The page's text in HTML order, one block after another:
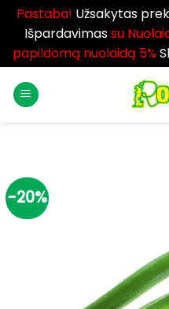
Pastaba! Užsakytas
Išpardavimassu
papildomą nuolaidą 5%
-20%